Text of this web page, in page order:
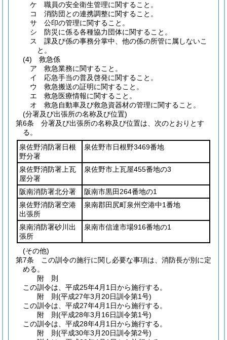
ケ
職員の安全衛生管理に関すること。
コ
消防団との連携調整に関すること。
サ
公印の管理に関すること。
シ
防災に係る各種協力団体に関すること。
ス
課及び係の事務分掌中、他の係の所管に属しないこ
と。
(4)
救急係
ア
救急業務に関すること。
イ
応急手当の普及啓発に関すること。
ウ
救急搬送の証明に関すること。
エ
救急医療情報に関すること。
オ
救急自動車及び救急資器材の管理に関すること。
(分署及び出張所の名称及び位置)
第6条
分署及び出張所の名称及び位置は、次のとおりとす
る。
泉佐野消防署日根
野分署
泉佐野市日根野3469番地
泉佐野消防署上瓦
屋分署
泉佐野市上瓦屋455番地の3
阪南消防署北分署
阪南市黒田264番地の1
泉佐野消防署空港
出張所
泉南郡田尻町泉州空港中1番地
泉南消防署砂川出
張所
泉南市信達市場916番地の1
(その他)
第7条
この訓令の施行に関し必要な事項は、消防長が別に定
める。
附 則
この訓令は、平成25年4月1日から施行する。
附 則(平成27年3月20日訓令第1号)
この訓令は、平成27年4月1日から施行する。
附 則(平成28年3月16日訓令第1号)
この訓令は、平成28年4月1日から施行する。
附 則(平成30年3月20日訓令第2号)